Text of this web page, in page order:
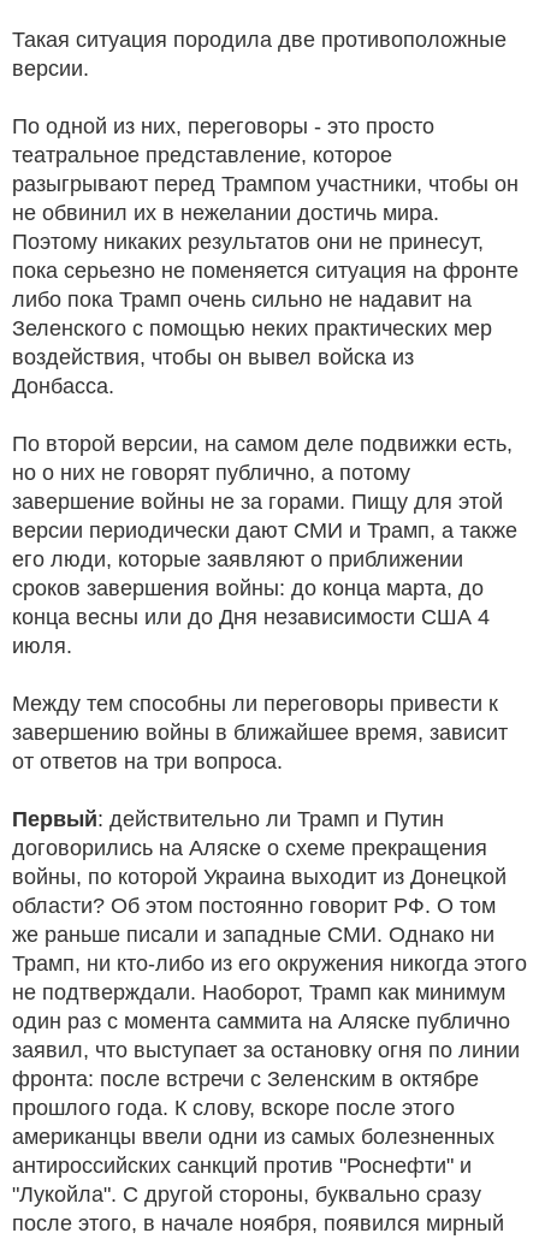
Такая ситуация породила две противоположные
версии.
По одной из них, переговоры - это просто
театральное представление, которое
разыгрывают перед Трампом участники, чтобы он
не обвинил их в нежелании достичь мира.
Поэтому никаких результатов они не принесут,
пока серьезно не поменяется ситуация на фронте
либо пока Трамп очень сильно не надавит на
Зеленского с помощью неких практических мер
воздействия, чтобы он вывел войска из
Донбасса.
По второй версии, на самом деле подвижки есть,
но о них не говорят публично, а потому
завершение войны не за горами. Пищу для этой
версии периодически дают СМИ и Трамп, а также
его люди, которые заявляют о приближении
сроков завершения войны: до конца марта, до
конца весны или до Дня независимости США 4
июля.
Между тем способны ли переговоры привести к
завершению войны в ближайшее время, зависит
от ответов на три вопроса.
Первый: действительно ли Трамп и Путин
договорились на Аляске о схеме прекращения
войны, по которой Украина выходит из Донецкой
области? Об этом постоянно говорит РФ. О том
же раньше писали и западные СМИ. Однако ни
Трамп, ни кто-либо из его окружения никогда этого
не подтверждали. Наоборот, Трамп как минимум
один раз с момента саммита на Аляске публично
заявил, что выступает за остановку огня по линии
фронта: после встречи с Зеленским в октябре
прошлого года. К слову, вскоре после этого
американцы ввели одни из самых болезненных
антироссийских санкций против "Роснефти" и
"Лукойла". С другой стороны, буквально сразу
после этого, в начале ноября, появился мирный